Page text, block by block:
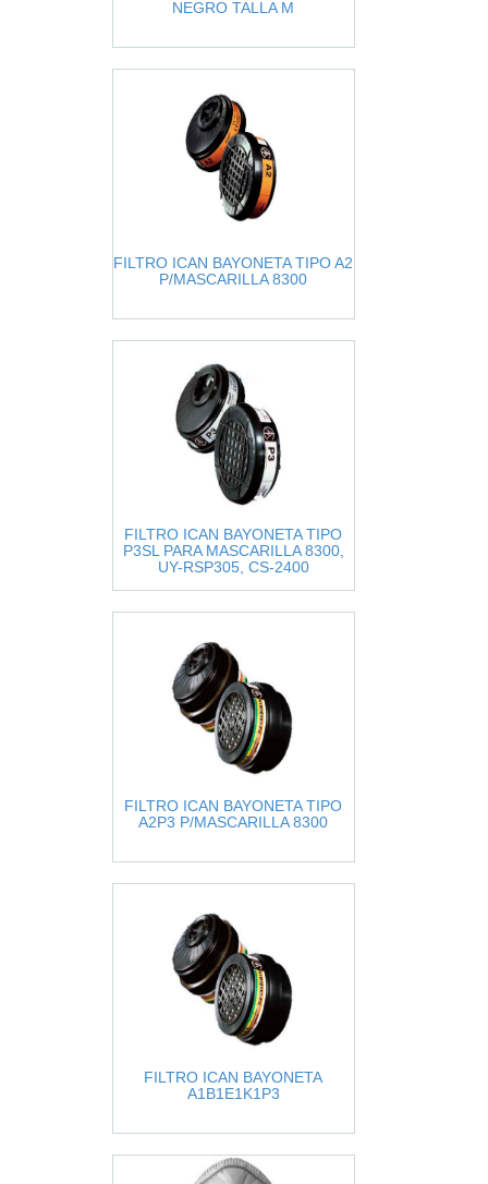
NEGRO TALLA M
FILTRO ICAN BAYONETA TIPO A2
P/MASCARILLA 8300
FILTRO ICAN BAYONETA TIPO
P3SL PARA MASCARILLA 8300,
UY-RSP305, CS-2400
FILTRO ICAN BAYONETA TIPO
A2P3 P/MASCARILLA 8300
FILTRO ICAN BAYONETA
A1B1E1K1P3